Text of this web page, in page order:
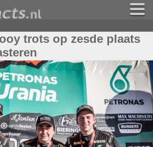
trots op zesde plaats